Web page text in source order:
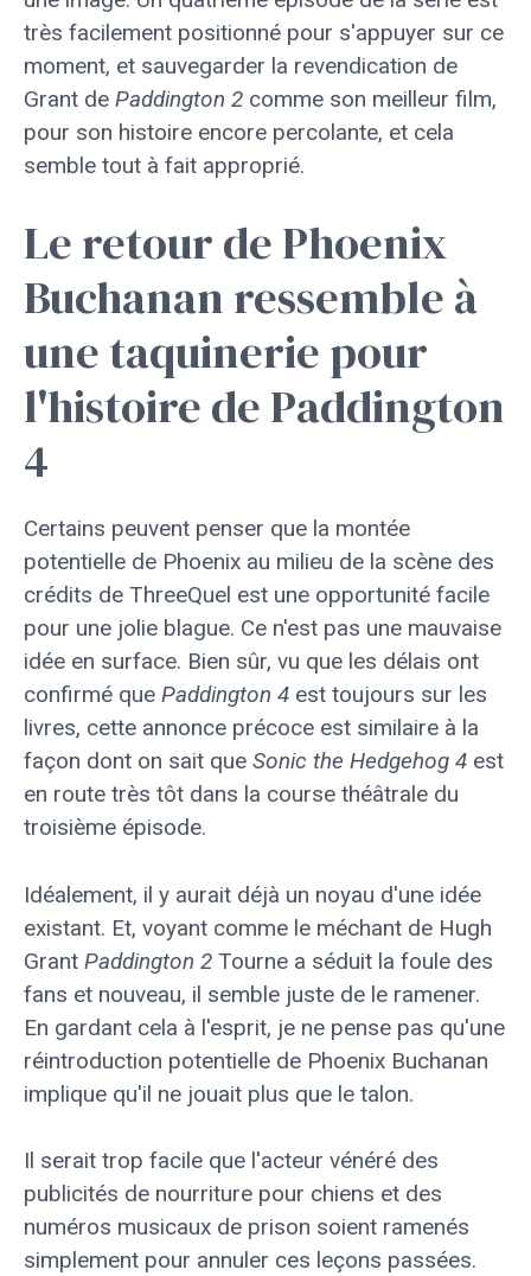
très facilement positionné pour s'appuyer sur ce
moment, et sauvegarder la revendication de
Grant de Paddington 2 comme son meilleur film,
pour son histoire encore percolante, et cela
semble tout à fait approprié.
Le retour de Phoenix
Buchanan ressemble à
une taquinerie pour
l'histoire de Paddington
4
Certains peuvent penser que la montée
potentielle de Phoenix au milieu de la scène des
crédits de ThreeQuel est une opportunité facile
pour une jolie blague. Ce n'est pas une mauvaise
idée en surface. Bien sûr, vu que les délais ont
confirmé que Paddington 4 est toujours sur les
livres, cette annonce précoce est similaire à la
façon dont on sait que Sonic the Hedgehog 4 est
en route très tôt dans la course théâtrale du
troisième épisode.
Idéalement, il y aurait déjà un noyau d'une idée
existant. Et, voyant comme le méchant de Hugh
Grant Paddington 2 Tourne a séduit la foule des
fans et nouveau, il semble juste de le ramener.
En gardant cela à l'esprit, je ne pense pas qu'une
réintroduction potentielle de Phoenix Buchanan
implique qu'il ne jouait plus que le talon.
Il serait trop facile que l'acteur vénéré des
publicités de nourriture pour chiens et des
numéros musicaux de prison soient ramenés
simplement pour annuler ces leçons passées.